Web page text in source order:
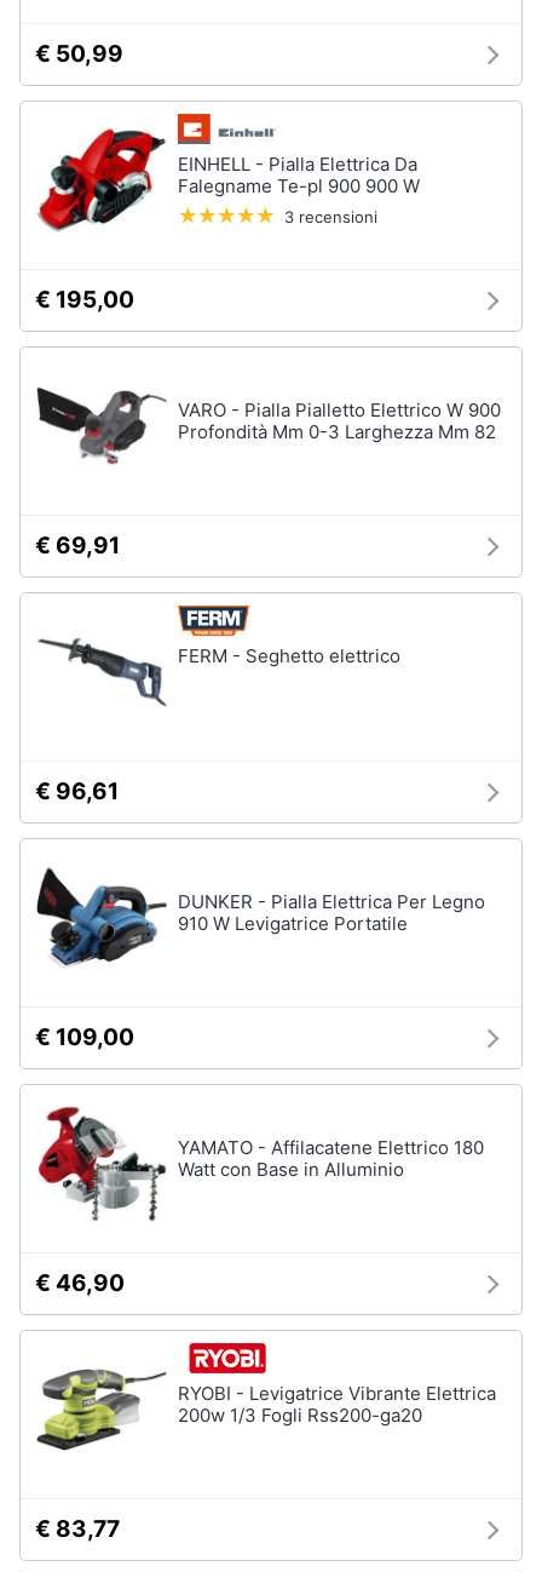
Sicurezza
automazione
Telecamere
Termostato
videosorveglianza
Cronotermostato
€ 50,99
EINHELL - Pialla Elettrica Da
Falegname Te-pl 900 900 W
3 recensioni
€ 195,00
VARO - Pialla Pialletto Elettrico W 900
Profondità Mm 0-3 Larghezza Mm 82
€ 69,91
FERM - Seghetto elettrico
€ 96,61
DUNKER - Pialla Elettrica Per Legno
910 W Levigatrice Portatile
€ 109,00
YAMATO - Affilacatene Elettrico 180
Watt con Base in Alluminio
€ 46,90
RYOBI - Levigatrice Vibrante Elettrica
200w 1/3 Fogli Rss200-ga20
€ 83,77